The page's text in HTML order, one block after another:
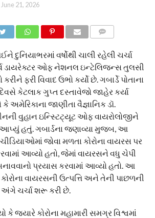
June 21, 2026
દુનિયાભરમાં વર્ષોથી ચાલી રહેલી ચર્ચા
ડાયરેક્ટર ઓફ નેશનલ ઇન્ટેલિજન્સ તુલસી
કરીને ફરી વિવાદ ઉભો કર્યો છે. ગબાર્ડે પોતાના
કેટલાક ગુપ્ત દસ્તાવેજો જાહેર કર્યા
અમેરિકાના જાણીતા વૈજ્ઞાનિક ડૉ.
વુહાન ઇન્સ્ટિટ્યૂટ ઓફ વાયરોલોજીને
આપ્યું હતું. ગબાર્ડના જણાવ્યા મુજબ, આ
જોવા મળતા કોરોના વાયરસ પર
આવ્યો હતો, જેમાં વાયરસને વધુ ચેપી
પ્રયાસ કરવામાં આવ્યો હતો. આ
વાયરસની ઉત્પત્તિ અને તેની પાછળની
ચર્ચા શરૂ કરી છે.
કે જ્યારે કોરોના મહામારી સમગ્ર વિશ્વમાં